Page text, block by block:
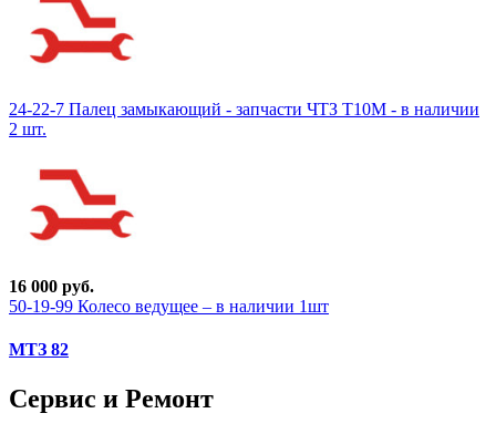
24-22-7 Палец замыкающий - запчасти ЧТЗ Т10М - в наличии
2 шт.
16 000 руб.
50-19-99 Колесо ведущее – в наличии 1шт
МТЗ 82
Сервис и Ремонт